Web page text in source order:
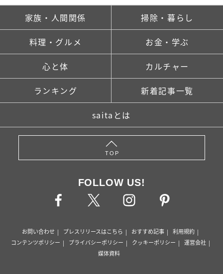
家族・人間関係 掃除・暮らし
料理・グルメ お金・学ぶ
心と体 カルチャー
ランキング 新着記事一覧
saitaとは
TOP
FOLLOW US!
お問い合わせ プレスリリースはこちら おすすめ記事
利用規約
コンテンツポリシー
プライバシーポリシー クッキーポリシー
運営会社
媒体資料